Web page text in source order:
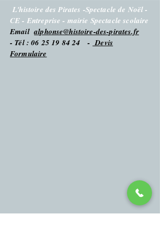
L'histoire des Pirates -Spectacle de Noël -
CE - Entreprise - mairie Spectacle scolaire
Emailalphonse@histoire-des-pirates.fr
- Tél : 06 25 19 84 24 - Devis
Formulaire